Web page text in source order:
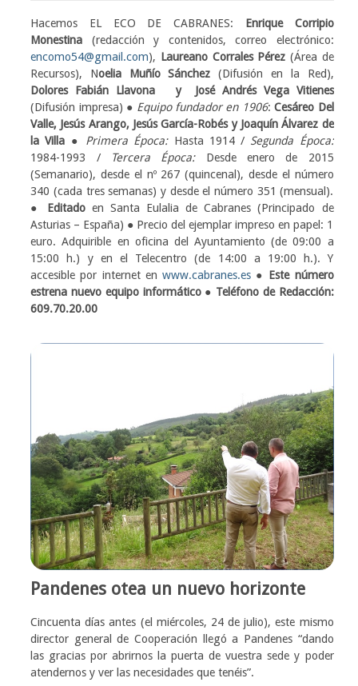
Hacemos EL ECO DE CABRANES: Enrique Corripio
Monestina (redacción y contenidos, correo electrónico:
encomo54@gmail.com), Laureano Corrales Pérez (Área de
Recursos), Noelia Muñío Sánchez (Difusión en la Red),
Dolores Fabián Llavona y José Andrés Vega Vitienes
(Difusión impresa) ● Equipo fundador en 1906:Cesáreo Del
Valle, Jesús Arango, Jesús García-Robés y Joaquín Álvarez de
la Villa ● Primera Época:Hasta 1914 / Segunda Época:
1984-1993 /
Tercera Época:Desde enero de 2015
(Semanario), desde el nº 267 (quincenal), desde el número
340 (cada tres semanas) y desde el número 351 (mensual).
●
Editadoen Santa Eulalia de Cabranes (Principado de
Asturias – España) ● Precio del ejemplar impreso en papel: 1
euro. Adquirible en oficina del Ayuntamiento (de 09:00 a
15:00 h.) y en el Telecentro (de 14:00 a 19:00 h.). Y
accesible por internet en www.cabranes.es●
Este número
estrena nuevo equipo informático ● Teléfono de Redacción:
609.70.20.00
Pandenes otea un nuevo horizonte
Cincuenta días antes (el miércoles, 24 de julio), este mismo
director general de Cooperación llegó a Pandenes “dando
las gracias por abrirnos la puerta de vuestra sede y poder
atendernos y ver las necesidades que tenéis”.